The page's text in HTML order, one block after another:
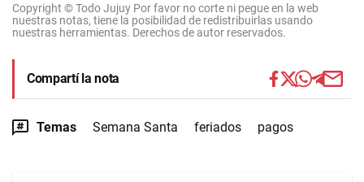
Copyright © Todo Jujuy Por favor no corte ni pegue en la web
nuestras notas, tiene la posibilidad de redistribuirlas usando
nuestras herramientas. Derechos de autor reservados.
Compartí la nota
Temas Semana Santa feriados pagos